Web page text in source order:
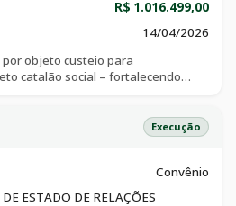
R$ 1.016.499,00
14/04/2026
objeto custeio para
catalão social – fortalecendo
Execução
Convênio
ESTADO DE RELAÇÕES